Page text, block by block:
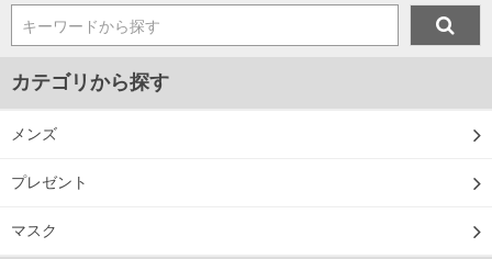
キーワードから探す
カテゴリから探す
メンズ
プレゼント
マスク